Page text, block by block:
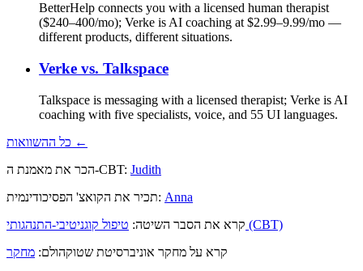
BetterHelp connects you with a licensed human therapist
($240–400/mo); Verke is AI coaching at $2.99–9.99/mo —
different products, different situations.
Verke vs. Talkspace
Talkspace is messaging with a licensed therapist; Verke is AI
coaching with five specialists, voice, and 55 UI languages.
כל ההשוואות ←
הכר את מאמנת ה‑CBT: Judith
תכיר את הקואצ' הפסיכודינמית: Anna
קרא את הסבר השיטה: טיפול קוגניטיבי-התנהגותי (CBT)
קרא על מחקר אוניברסיטת שטוקהולם: מחקר